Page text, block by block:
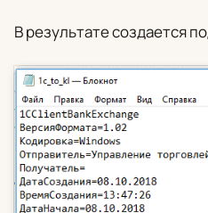
В результате создается